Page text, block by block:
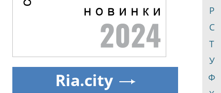
Р
С
Т
У
Ф
Ria.city